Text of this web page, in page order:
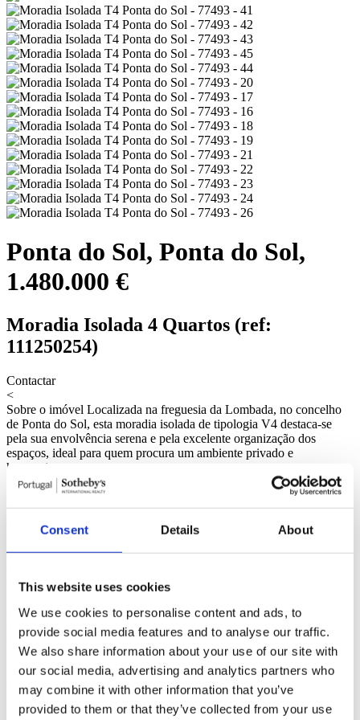
Consent Details About
This website uses cookies
We use cookies to personalise content and ads, to
provide social media features and to analyse our traffic.
We also share information about your use of our site with
our social media, advertising and analytics partners who
may combine it with other information that you’ve
provided to them or that they’ve collected from your use
Ponta do Sol, Ponta do Sol,
1.480.000 €
Moradia Isolada 4 Quartos (ref:
111250254)
Contactar
<
Sobre o imóvel Localizada na freguesia da Lombada, no concelho
de Ponta do Sol, esta moradia isolada de tipologia V4 destaca-se
pela sua envolvência serena e pela excelente organização dos
espaços, ideal para quem procura um ambiente privado e
harmonioso.
Com uma área de lote de 480 metros quadrados e área bruta
privativa de 220 metros quadrados, esta propriedade é composta por
quatro quartos, dos quais dois são suites, e quatro casas de banho. A
arrecadação em anexo e varanda. Construída em 2025, oferece um
qualidade. O piso térreo inclui duas suites, zonas sociais amplas e
dois quartos e uma casa de banho completa de apoio. A zona
exterior oferece um terraço convidativo e uma piscina que
complementa de forma requintada os momentos de lazer.
A localização é outro dos pontos fortes desta propriedade. A
escassos minutos de supermercados, escolas e restaurantes (1 a 2
minutos), oferece uma experiência de vida prática e confortável. As
principais vias de acesso encontram-se a 5 minutos, permitindo uma